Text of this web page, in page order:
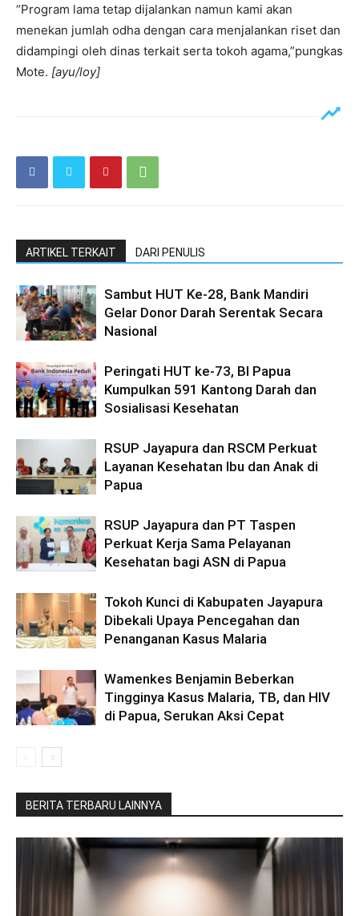
“Program lama tetap dijalankan namun kami akan
menekan jumlah odha dengan cara menjalankan riset dan
didampingi oleh dinas terkait serta tokoh agama,”pungkas
Mote. [ayu/loy]
ARTIKEL TERKAIT DARI PENULIS
Sambut HUT Ke-28, Bank Mandiri
Gelar Donor Darah Serentak Secara
Nasional
Peringati HUT ke-73, BI Papua
Kumpulkan 591 Kantong Darah dan
Sosialisasi Kesehatan
RSUP Jayapura dan RSCM Perkuat
Layanan Kesehatan Ibu dan Anak di
Papua
RSUP Jayapura dan PT Taspen
Perkuat Kerja Sama Pelayanan
Kesehatan bagi ASN di Papua
Tokoh Kunci di Kabupaten Jayapura
Dibekali Upaya Pencegahan dan
Penanganan Kasus Malaria
Wamenkes Benjamin Beberkan
Tingginya Kasus Malaria, TB, dan HIV
di Papua, Serukan Aksi Cepat
BERITA TERBARU LAINNYA